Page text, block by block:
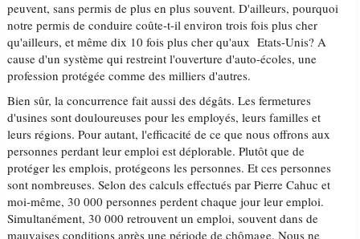
peuvent, sans permis de plus en plus souvent. D'ailleurs, pourquoi
notre permis de conduire coûte-t-il environ trois fois plus cher
qu'ailleurs, et même dix 10 fois plus cher qu'aux Etats-Unis? A
cause d'un système qui restreint l'ouverture d'auto-écoles, une
profession protégée comme des milliers d'autres.
Bien sûr, la concurrence fait aussi des dégâts. Les fermetures
d'usines sont douloureuses pour les employés, leurs familles et
leurs régions. Pour autant, l'efficacité de ce que nous offrons aux
personnes perdant leur emploi est déplorable. Plutôt que de
protéger les emplois, protégeons les personnes. Et ces personnes
sont nombreuses. Selon des calculs effectués par Pierre Cahuc et
moi-même, 30 000 personnes perdent chaque jour leur emploi.
Simultanément, 30 000 retrouvent un emploi, souvent dans de
mauvaises conditions après une période de chômage. Nous ne